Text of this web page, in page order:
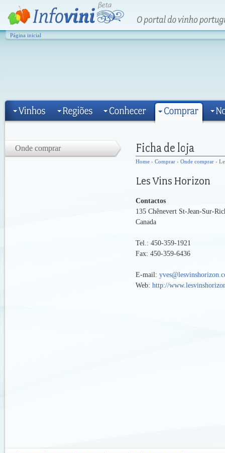
Página inicial
Onde comprar
Home › Comprar › Onde comprar ›
Contactos
135 Chênevert St-Jean-Sur-
Canada
Tel.: 450-359-1921
Fax: 450-359-6436
E-mail:
Web: http://